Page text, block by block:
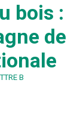
bois :
de
B